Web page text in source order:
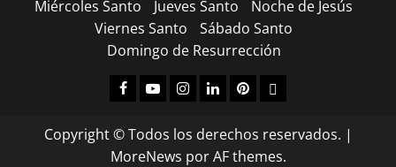
Miércoles Santo
Jueves Santo
Noche de Jesús
Viernes Santo
Sábado Santo
Domingo de Resurrección
Facebook
YoutubeInstagram
LinkedPinterestDribbble
Copyright © Todos los derechos reservados. |
MoreNews por AF themes.